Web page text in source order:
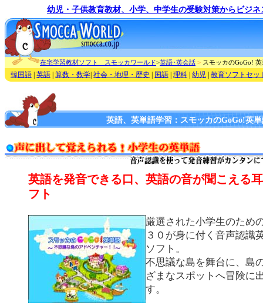
幼児・子供教育教材、小学、中学生の受験対策からビジ
在宅学習教材ソフト スモッカワールド>英語･英会話 > スモッカのGoGo!
韓国語 英語 算数・数学 社会・地理・歴史 国語 理科 幼児 教育ソフトセッ
英語、英単語学習：スモッカのGoGo!英
英語を発音できる口、英語の音が聞こえる
フト
厳選された小学生のため
３０が身に付く音声認識
ソフト。
不思議な島を舞台に、島
ざまなスポットへ冒険に
す。